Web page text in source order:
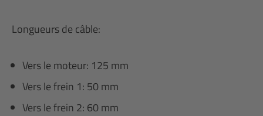
Longueurs de câble:
Vers le moteur: 125 mm
Vers le frein 1: 50 mm
Vers le frein 2: 60 mm